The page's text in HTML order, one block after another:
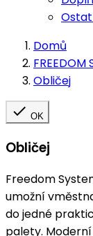
Domů
FREEDOM
Obličej
 OK
Obličej
Freedom
umožní
do jedné
palety.